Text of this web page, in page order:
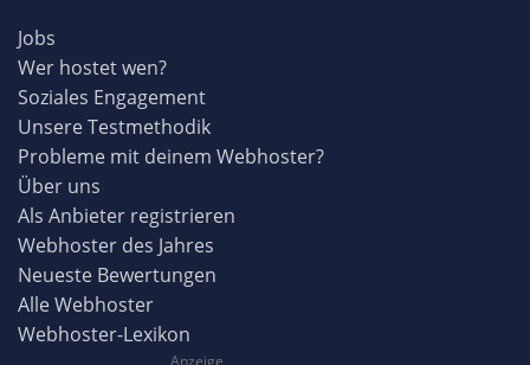
Jobs
Wer hostet wen?
Soziales Engagement
Unsere Testmethodik
Probleme mit deinem Webhoster?
Über uns
Als Anbieter registrieren
Webhoster des Jahres
Neueste Bewertungen
Alle Webhoster
Webhoster-Lexikon
Anzeige